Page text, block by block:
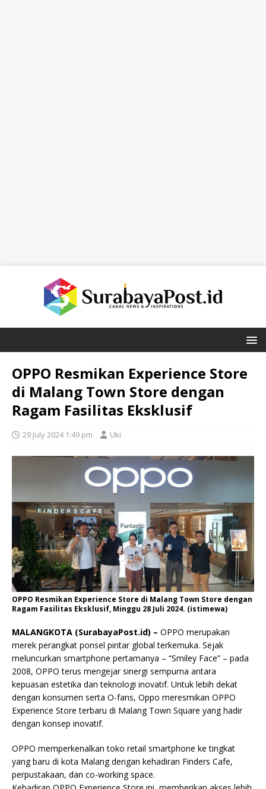
OPPO Resmikan Experience Store
di Malang Town Store dengan
Ragam Fasilitas Eksklusif
29 July 2024 1:49 pm Uki
OPPO Resmikan Experience Store di Malang Town Store dengan
Ragam Fasilitas Eksklusif, Minggu 28 Juli 2024. (istimewa)
MALANGKOTA (SurabayaPost.id) – OPPO merupakan
merek perangkat ponsel pintar global terkemuka. Sejak
meluncurkan smartphone pertamanya – “Smiley Face” – pada
2008, OPPO terus mengejar sinergi sempurna antara
kepuasan estetika dan teknologi inovatif. Untuk lebih dekat
dengan konsumen serta O-fans, Oppo meresmikan OPPO
Experience Store terbaru di Malang Town Square yang hadir
dengan konsep inovatif.
OPPO memperkenalkan toko retail smartphone ke tingkat
yang baru di kota Malang dengan kehadiran Finders Cafe,
perpustakaan, dan co-working space.